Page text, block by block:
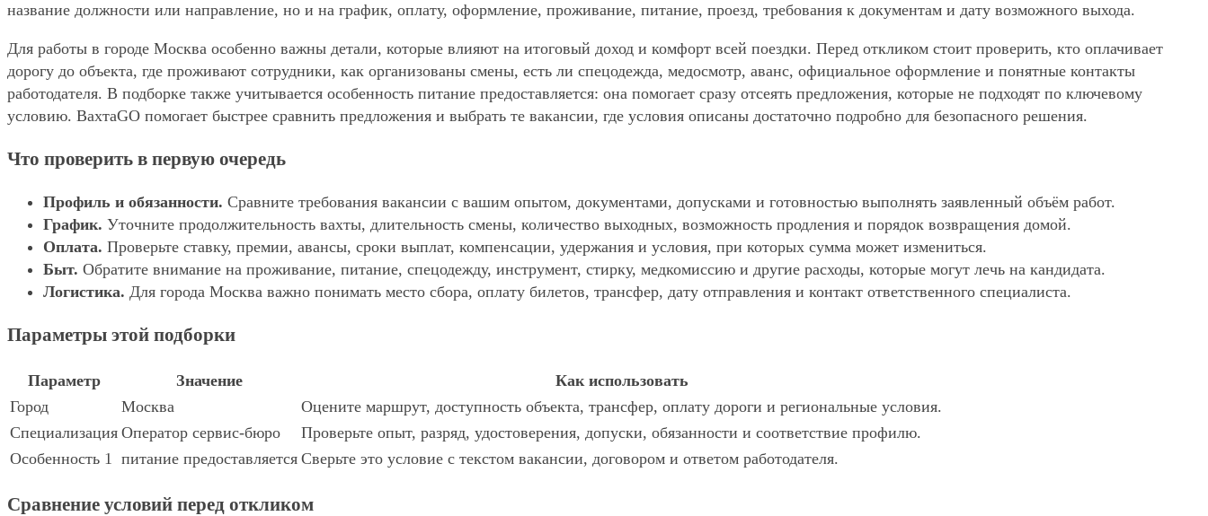
название должности или направление, но и на график, оплату, оформление, проживание, питание, проезд, требования к документам и дату возможного выхода.
Для работы в городе Москва особенно важны детали, которые влияют на итоговый доход и комфорт всей поездки. Перед откликом стоит проверить, кто оплачивает
дорогу до объекта, где проживают сотрудники, как организованы смены, есть ли спецодежда, медосмотр, аванс, официальное оформление и понятные контакты
работодателя. В подборке также учитывается особенность питание предоставляется: она помогает сразу отсеять предложения, которые не подходят по ключевому
условию. ВахтаGO помогает быстрее сравнить предложения и выбрать те вакансии, где условия описаны достаточно подробно для безопасного решения.
Что проверить в первую очередь
Профиль и обязанности. Сравните требования вакансии с вашим опытом, документами, допусками и готовностью выполнять заявленный объём работ.
График. Уточните продолжительность вахты, длительность смены, количество выходных, возможность продления и порядок возвращения домой.
Оплата. Проверьте ставку, премии, авансы, сроки выплат, компенсации, удержания и условия, при которых сумма может измениться.
Быт. Обратите внимание на проживание, питание, спецодежду, инструмент, стирку, медкомиссию и другие расходы, которые могут лечь на кандидата.
Логистика. Для города Москва важно понимать место сбора, оплату билетов, трансфер, дату отправления и контакт ответственного специалиста.
Параметры этой подборки
Параметр Значение
Как использовать
Город
Москва
Оцените маршрут, доступность объекта, трансфер, оплату дороги и региональные условия.
Специализация Оператор сервис-бюро
Проверьте опыт, разряд, удостоверения, допуски, обязанности и соответствие профилю.
Особенность 1 питание предоставляется Сверьте это условие с текстом вакансии, договором и ответом работодателя.
Сравнение условий перед откликом